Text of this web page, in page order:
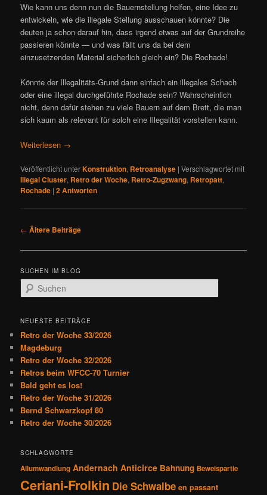
Wie kann uns denn nun die Bauernstellung helfen, eine Idee zu
entwickeln, wie die illegale Stellung ausschauen könnte? Die
deuten ja schon darauf hin, dass irgend etwas auf der Grundreihe
passieren könnte — und was fällt uns da bei dem
einzusetzenden Material sicherlich gleich ein? Die Rochade!
Könnte der Illegalitäts-Grund dann einfach ein illegales Schach
oder eine illegal durchgeführte Rochade sein? Wahrscheinlich
nicht, denn dafür stehen zu viele Bauern auf dem Brett, die man
sich kaum als relevant für solch eine Illegalität vorstellen kann.
Weiterlesen →
Veröffentlicht unterKonstruktion, Retroanalyse |Verschlagwortet mit
Illegal Cluster, Retro der Woche, Retro-Zugzwang, Retropatt,
Rochade |2Antworten
B
i
r
a
v
i
g
a
t
i
o
← Ältere Beiträge
SUCHEN IM BLOG
u
h
n
NEUESTE BEITRÄGE
Retro der Woche 33/2026
Magdeburg
Retro der Woche 32/2026
Retros beim WFCC-70 Turnier
Bald geht es los!
Retro der Woche 31/2026
Bernd Schwarzkopf 80
Retro der Woche 30/2026
SCHLAGWORTE
Allumwandlung Andernach Anticirce Bahnung Beweispartie
Ceriani-Frolkin Die Schwalbe en passant